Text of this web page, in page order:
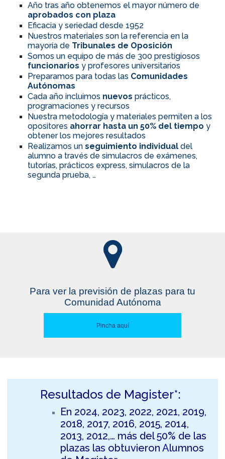
Año tras año obtenemos el mayor número de
aprobados con plaza
Eficacia y seriedad desde 1952
Nuestros materiales son la referencia en la
mayoría de Tribunales de Oposición
Somos un equipo de más de 300 prestigiosos
funcionarios y profesores universitarios
Preparamos para todas las Comunidades
Autónomas
Cada año incluimos nuevos prácticos,
programaciones y recursos
Nuestra metodología y materiales permiten a los
opositores ahorrar hasta un 50% del tiempo y
obtener los mejores resultados
Realizamos un seguimiento individual del
alumno a través de simulacros de exámenes,
tutorías, prácticos express, simulacros de la
segunda prueba, …
Para ver la previsión de plazas para tu
Comunidad Autónoma
Pincha aquí
Resultados de Magister*:
En 2024, 2023, 2022, 2021, 2019,
2018, 2017, 2016, 2015, 2014,
2013, 2012,… más del 50% de las
plazas las obtuvieron Alumnos